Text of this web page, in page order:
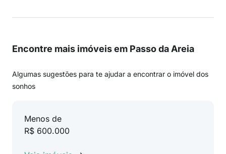
Encontre mais imóveis em Passo da Areia
Algumas sugestões para te ajudar a encontrar o imóvel dos
sonhos
Menos de
R$ 600.000